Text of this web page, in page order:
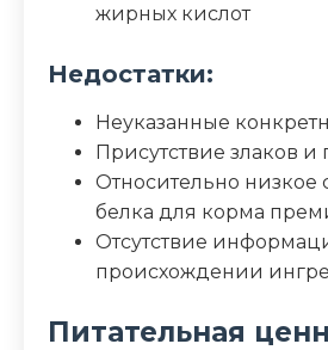
жирных кислот
Недостатки:
Неуказанные
Присутствие злаков и
Относительно низкое
белка для корма
Отсутствие
происхождении
Питательная